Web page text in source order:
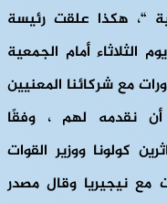
“، هكذا علقت رئيسة
الثلاثاء أمام الجمعية
مع شركائنا المعنيين
نقدمه لهم ، وفقًا
كولونا ووزير القوات
مع نيجيريا وقال مصدر